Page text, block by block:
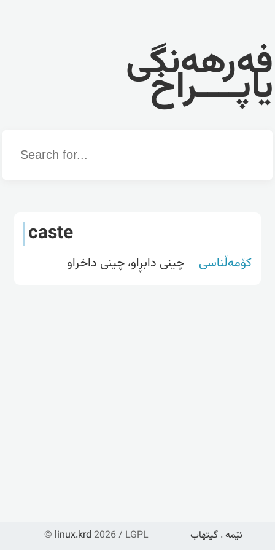
فەرهەنگی
یاپــــراخ
Word
caste
کۆمەڵناسی چینی دابڕاو، چینی داخراو
© linux.krd 2026 / LGPL ئێمە . گیتهاب